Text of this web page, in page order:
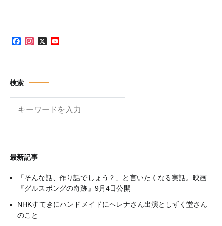
Facebook
Instagram
X
検索
最新記事
「そんな話、作り話でしょう？」と言いたくなる実話。映画
『グルスポングの奇跡』9月4日公開
NHKすてきにハンドメイドにヘレナさん出演としずく堂さん
のこと